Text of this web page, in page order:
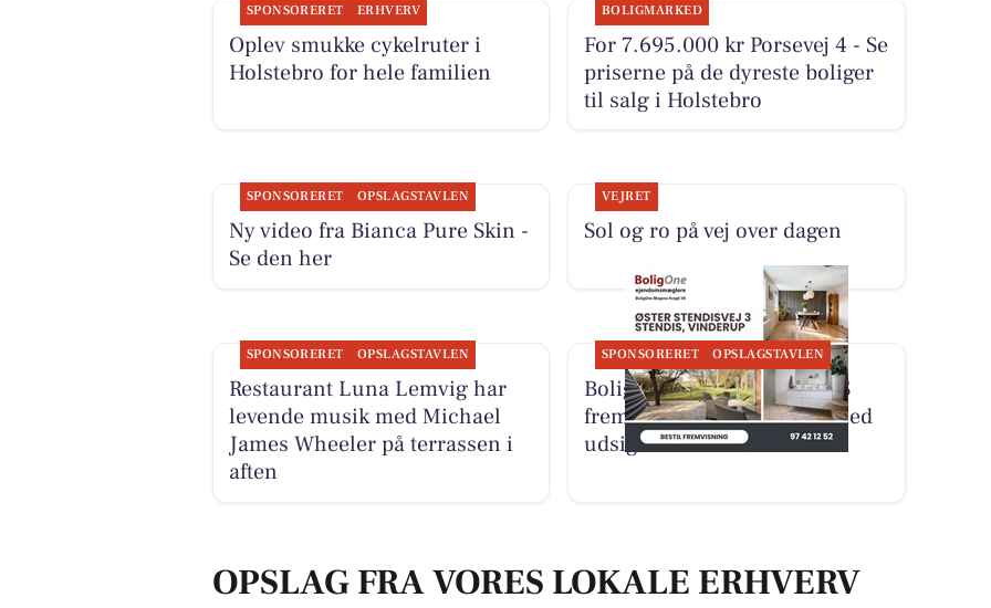
SPONSORERET ERHVERV
Oplev smukke cykelruter i
Holstebro for hele familien
BOLIGMARKED
For 7.695.000 kr Porsevej 4 - Se
priserne på de dyreste boliger
til salg i Holstebro
SPONSORERET OPSLAGSTAVLEN
Ny video fra Bianca Pure Skin -
Se den her
VEJRET
Sol og ro på vej over dagen
SPONSORERET OPSLAGSTAVLEN
Restaurant Luna Lemvig har
levende musik med Michael
James Wheeler på terrassen i
aften
SPONSORERET OPSLAGSTAVLEN
BoligOne Mogens Kragh I/S
fremviser rummelig villa med
udsigt til åbne marker
OPSLAG FRA VORES LOKALE ERHVERV